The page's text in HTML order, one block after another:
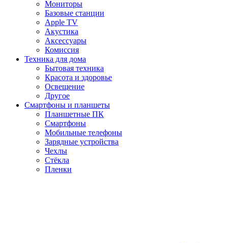
Мониторы
Базовые станции
Apple TV
Акустика
Аксессуары
Комиссия
Техника для дома
Бытовая техника
Красота и здоровье
Освещение
Другое
Смартфоны и планшеты
Планшетные ПК
Смартфоны
Мобильные телефоны
Зарядные устройства
Чехлы
Стёкла
Пленки